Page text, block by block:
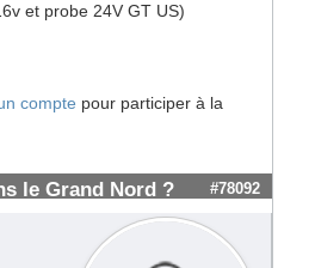
et probe 24V GT US)
compte pour participer à la
le Grand Nord ? #78092